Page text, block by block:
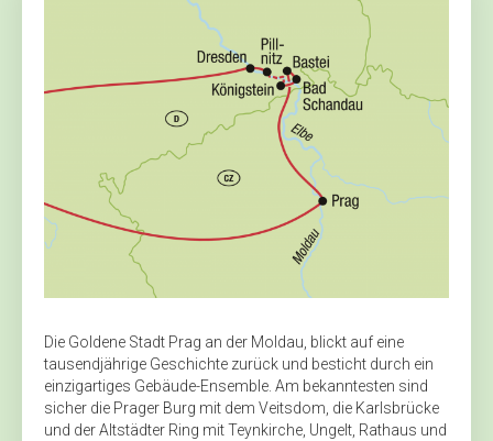
Die Goldene Stadt Prag an der Moldau, blickt auf eine
tausendjährige Geschichte zurück und besticht durch ein
einzigartiges Gebäude-Ensemble. Am bekanntesten sind
sicher die Prager Burg mit dem Veitsdom, die Karlsbrücke
und der Altstädter Ring mit Teynkirche, ­Ungelt, Rathaus und